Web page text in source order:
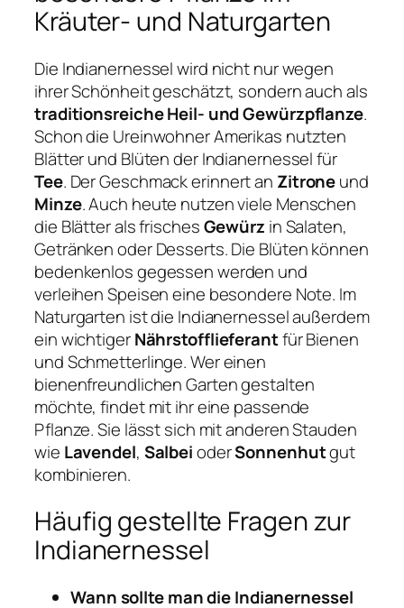
Kräuter- und Naturgarten
Die Indianernessel wird nicht nur wegen
ihrer Schönheit geschätzt, sondern auch als
traditionsreiche Heil- und Gewürzpflanze.
Schon die Ureinwohner Amerikas nutzten
Blätter und Blüten der Indianernessel für
Tee. Der Geschmack erinnert an Zitroneund
Minze. Auch heute nutzen viele Menschen
die Blätter als frischesGewürz in Salaten,
Getränken oder Desserts. Die Blüten können
bedenkenlos gegessen werden und
verleihen Speisen eine besondere Note. Im
Naturgarten ist die Indianernessel außerdem
ein wichtigerNährstofflieferantfür Bienen
und Schmetterlinge. Wer einen
bienenfreundlichen Garten gestalten
möchte, findet mit ihr eine passende
Pflanze. Sie lässt sich mit anderen Stauden
wie Lavendel, SalbeioderSonnenhutgut
kombinieren.
Häufig gestellte Fragen zur
Indianernessel
Wann sollte man die Indianernessel